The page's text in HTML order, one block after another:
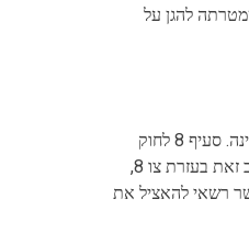
להגן על
צו 8 מופעל במקרים חריגים כמו פרוץ מלחמה או בעת צורך מיידי בכוח אדם לפעולות חיוניות לביטחון המדינה. סעיף 8 לחוק
שירות המילואים מקנה לשר הביטחון את הסמכות לגייס מילואים, בנסיבות חירום, וכשביטחון המדינה מחייב זאת בעזרת צו 8,
רשאי להאציל את